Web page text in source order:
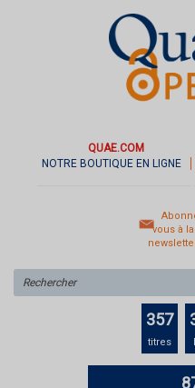
QUAE.COM
NOTRE BOUTIQUE EN LIGNE
vous à la
357
titres